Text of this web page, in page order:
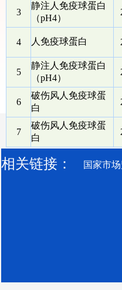
3
静注人免疫球蛋白
（pH4）
4 人免疫球蛋白
5
静注人免疫球蛋白
（pH4）
6
破伤风人免疫球蛋
白
7
破伤风人免疫球蛋
白
相关链接： 国家市